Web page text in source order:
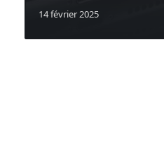
14 février 2025